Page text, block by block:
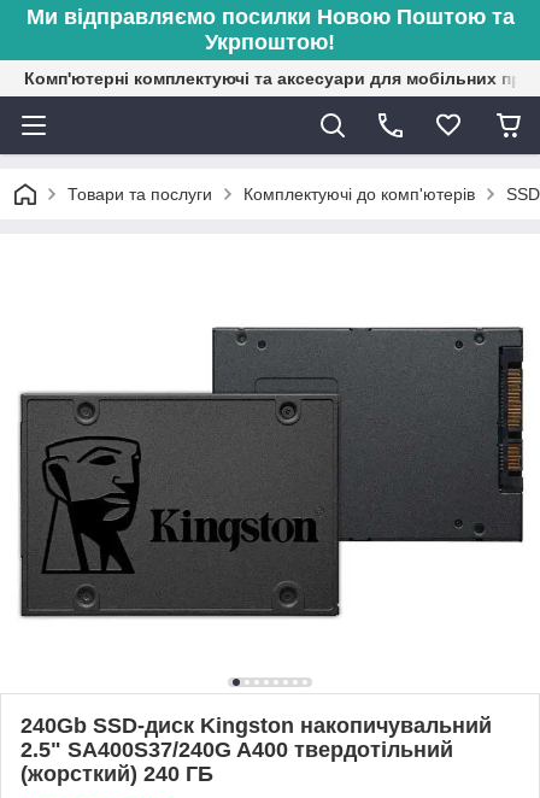
Ми відправляємо посилки Новою Поштою та
Укрпоштою!
Комп'ютерні комплектуючі та аксесуари для мобільних
Товари та послуги Комплектуючі до комп'ютерів
240Gb SSD-диск Kingston накопичувальний
2.5" SA400S37/240G A400 твердотільний
(жорсткий) 240 ГБ